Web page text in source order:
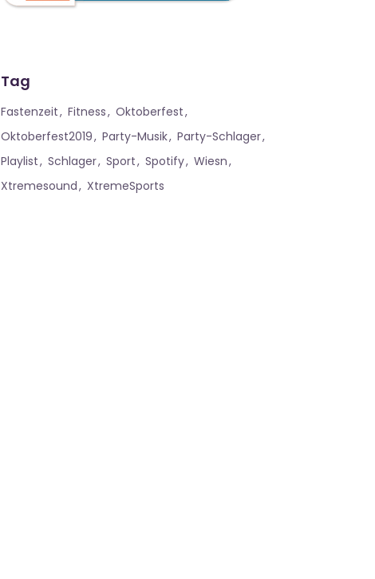
Tag
Fastenzeit Fitness
Oktoberfest
Oktoberfest2019
Party-Musik
Party-Schlager
Playlist
Schlager Sport Spotify
Wiesn
Xtremesound
XtremeSports